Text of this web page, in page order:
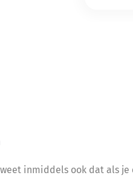
inmiddels ook dat als